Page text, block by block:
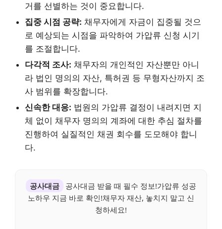
거를 선별하는 것이 중요합니다.
집중 시점 공략: 채무자에게 자금이 집중될 것으
로 예상되는 시점을 파악하여 가압류 신청 시기
를 조절합니다.
다각적 조사: 채무자의 개인적인 자산뿐만 아니
라 법인 명의의 자산, 특허권 등 무형자산까지 조
사 범위를 확장합니다.
신속한 대응: 법원의 가압류 결정이 내려지면 지
체 없이 채무자 명의의 계좌에 대한 추심 절차를
진행하여 실질적인 채권 회수를 도모해야 합니
다.
공사대금
공사대금 받을 때 필수 정보!가압류 성공
노하우 지금 바로 확인!채무자 재산, 놓치지 말고 신
청하세요!